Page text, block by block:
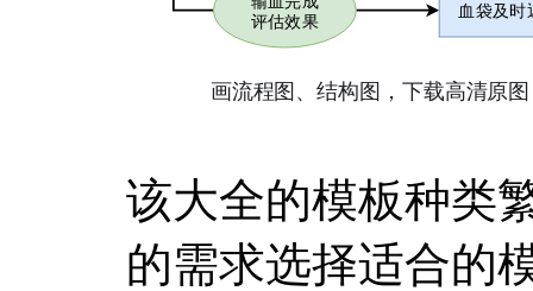
该大全的模板种类
的需求选择适合的